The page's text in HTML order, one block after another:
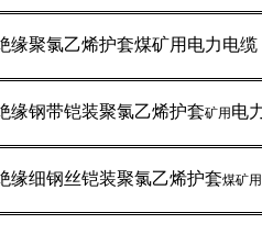
缘聚氯乙烯护套煤矿用 电力电缆
缘钢带铠装聚氯乙烯护套矿用 电
缘细钢丝铠装聚氯乙烯护套煤矿用